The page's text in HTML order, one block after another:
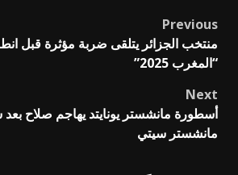
Post
navigation
Previous
منتخب الجزائر يتلقى ضربة مؤثرة قبل
“المغرب 2025”
Next
أسطورة مانشستر يونايتد يهاجم صلاح
مانشستر سيتي